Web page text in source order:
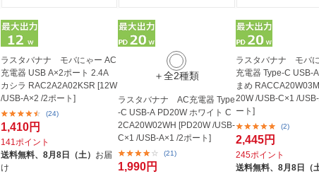
ラスタバナナ モバにゃー AC
充電器 USB A×2ポート 2.4A
カシラ RAC2A2A02KSR [12W
/USB-A×2 /2ポート]
(24)
1,410円
141ポイント
送料無料、 8月8日（土） お届
け
＋全2種類
ラスタバナナ AC充電器 Type
-C USB-A PD20W ホワイト C
2CA20W02WH [PD20W /USB-
C×1 /USB-A×1 /2ポート]
(21)
1,990円
ラスタバナナ モバ
充電器 Type-C USB-
まめ
20W /USB-C×1 /
ート]
(2)
2,445円
245ポイント
送料無料、 8月8日（